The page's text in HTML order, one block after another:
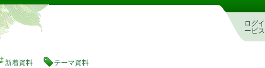
静岡県立図書館 蔵書検索・予約システム
ログ
ービ
新着資料 テーマ資料